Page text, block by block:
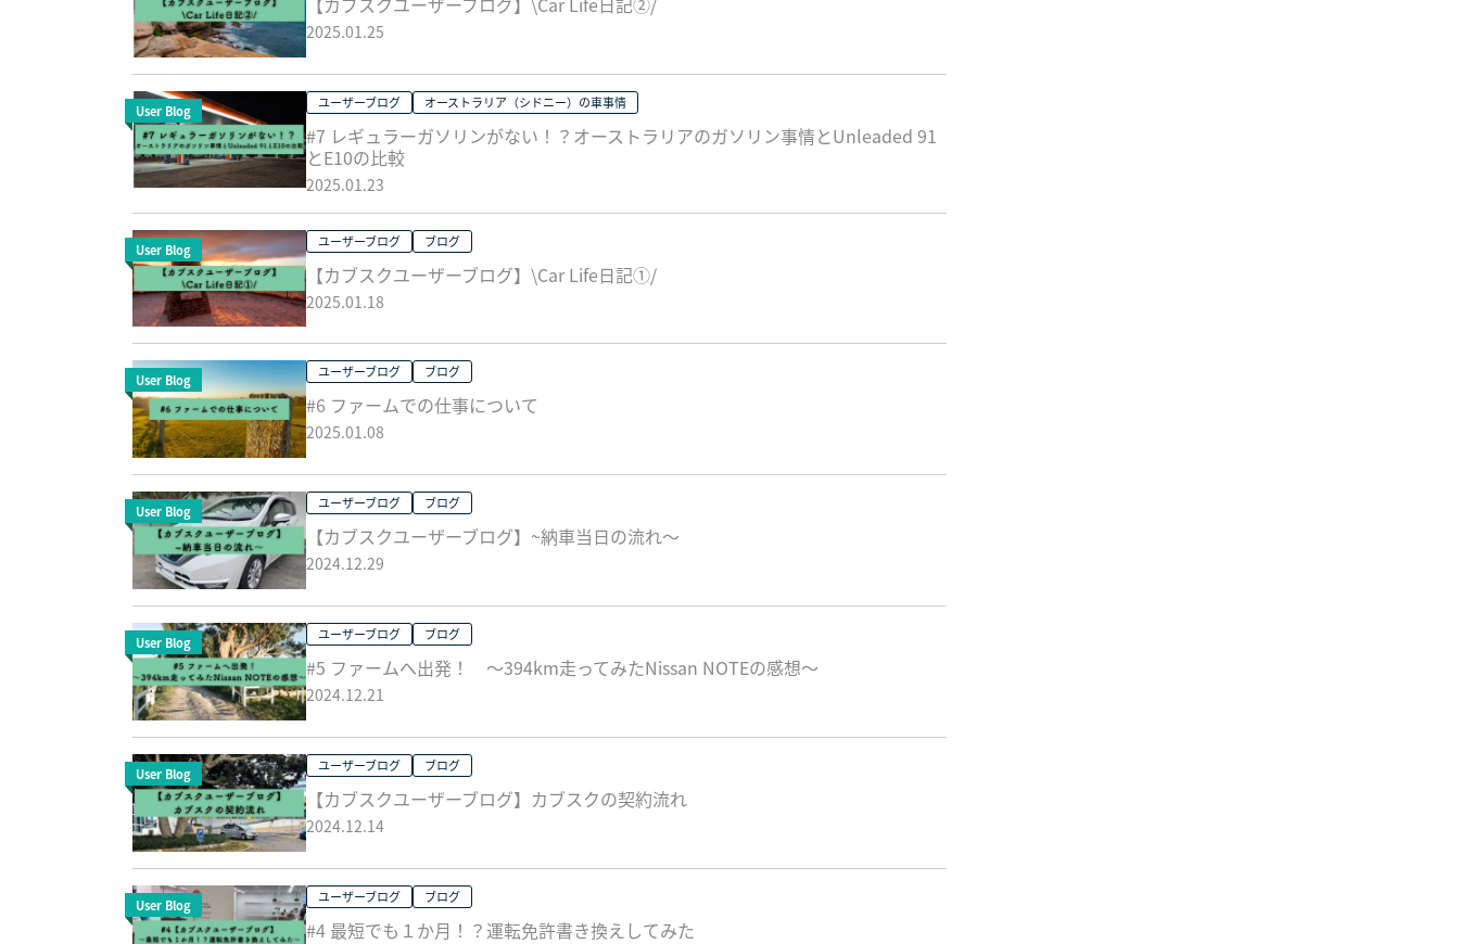
2025.01.25
User Blog ユーザーブログ オーストラリア（シドニー）の車事情
#7 レギュラーガソリンがない！？オーストラリアのガソリン事情とUnleaded 91
とE10の比較
2025.01.23
User Blog ユーザーブログ ブログ
【カブスクユーザーブログ】\Car Life日記①/
2025.01.18
User Blog ユーザーブログ ブログ
#6 ファームでの仕事について
2025.01.08
User Blog ユーザーブログ ブログ
【カブスクユーザーブログ】~納車当日の流れ～
2024.12.29
User Blog ユーザーブログ ブログ
#5 ファームへ出発！ ～394km走ってみたNissan NOTEの感想～
2024.12.21
User Blog ユーザーブログ ブログ
【カブスクユーザーブログ】カブスクの契約流れ
2024.12.14
User Blog ユーザーブログ ブログ
#4 最短でも１か月！？運転免許書き換えしてみた